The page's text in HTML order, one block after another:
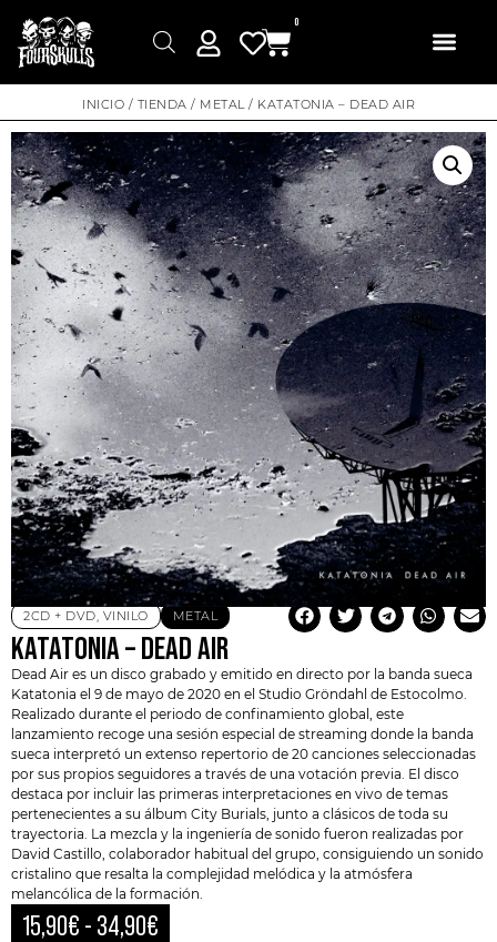
0
INICIO / TIENDA / METAL / KATATONIA – DEAD AIR
2CD + DVD, VINILO METAL
KATATONIA – DEAD AIR
Dead Air es un disco grabado y emitido en directo por la banda sueca
Katatonia el 9 de mayo de 2020 en el Studio Gröndahl de Estocolmo.
Realizado durante el periodo de confinamiento global, este
lanzamiento recoge una sesión especial de streaming donde la banda
sueca interpretó un extenso repertorio de 20 canciones seleccionadas
por sus propios seguidores a través de una votación previa. El disco
destaca por incluir las primeras interpretaciones en vivo de temas
pertenecientes a su álbum City Burials , junto a clásicos de toda su
trayectoria. La mezcla y la ingeniería de sonido fueron realizadas por
David Castillo, colaborador habitual del grupo, consiguiendo un sonido
cristalino que resalta la complejidad melódica y la atmósfera
melancólica de la formación.
15,90€ - 34,90€